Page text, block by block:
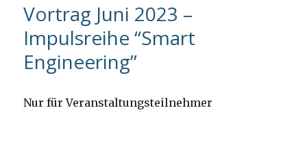
Vortrag Juni 2023 –
Impulsreihe “Smart
Engineering”
Nur für Veranstaltungsteilnehmer